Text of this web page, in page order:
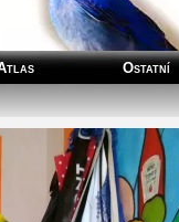
Ostatní